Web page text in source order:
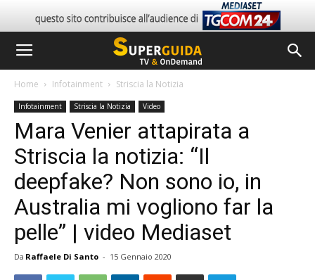
Home Infotainment Striscia la Notizia
Infotainment Striscia la Notizia Video
Mara Venier attapirata a
Striscia la notizia: “Il
deepfake? Non sono io, in
Australia mi vogliono far la
pelle” | video Mediaset
Da Raffaele Di Santo - 15 Gennaio 2020